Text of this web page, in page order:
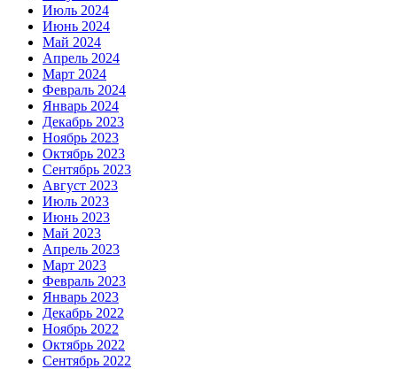
Июль 2024
Июнь 2024
Май 2024
Апрель 2024
Март 2024
Февраль 2024
Январь 2024
Декабрь 2023
Ноябрь 2023
Октябрь 2023
Сентябрь 2023
Август 2023
Июль 2023
Июнь 2023
Май 2023
Апрель 2023
Март 2023
Февраль 2023
Январь 2023
Декабрь 2022
Ноябрь 2022
Октябрь 2022
Сентябрь 2022